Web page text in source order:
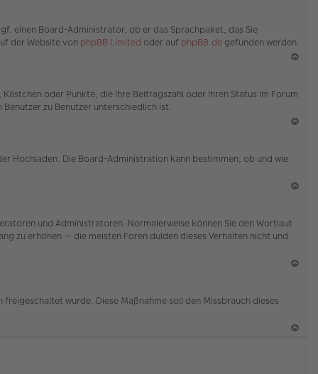
o
b
einen Board-Administrator, ob er das Sprachpaket, das Sie
der Website von phpBB Limited oder auf phpBB.de gefunden werden.
h
b
oder Punkte, die Ihre Beitragszahl oder Ihren Status im Forum
zu Benutzer unterschiedlich ist.
b
Hochladen. Die Board-Administration kann bestimmen, ob und wie
h
en
und Administratoren. Normalerweise können Sie den Wortlaut
zu erhöhen — die meisten Foren dulden dieses Verhalten nicht und
b
wurde. Diese Maßnahme soll den Missbrauch dieses